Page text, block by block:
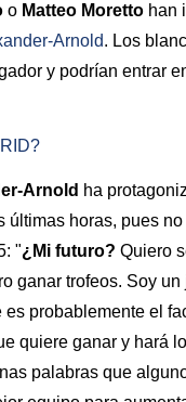
o Matteo Moretto han
Arnold. Los
y podrían entrar
Arnold ha
últimas horas, pues
"¿Mi futuro? Quiero
ganar trofeos. Soy
probablemente el
quiere ganar y hará
palabras que